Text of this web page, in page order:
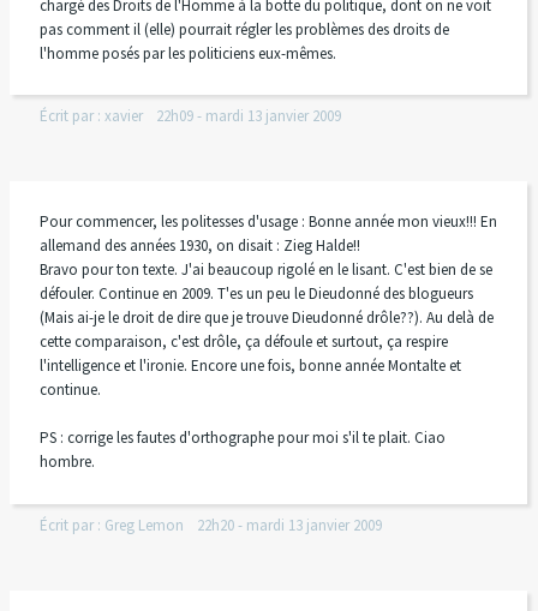
chargé des Droits de l'Homme à la botte du politique, dont on ne voit
pas comment il (elle) pourrait régler les problèmes des droits de
l'homme posés par les politiciens eux-mêmes.
Écrit par : xavier 22h09- mardi 13 janvier 2009
Pour commencer, les politesses d'usage : Bonne année mon vieux!!! En
allemand des années 1930, on disait : Zieg Halde!!
Bravo pour ton texte. J'ai beaucoup rigolé en le lisant. C'est bien de se
défouler. Continue en 2009. T'es un peu le Dieudonné des blogueurs
(Mais ai-je le droit de dire que je trouve Dieudonné drôle??). Au delà de
cette comparaison, c'est drôle, ça défoule et surtout, ça respire
l'intelligence et l'ironie. Encore une fois, bonne année Montalte et
continue.
PS : corrige les fautes d'orthographe pour moi s'il te plait. Ciao
hombre.
Écrit par : Greg Lemon 22h20- mardi 13 janvier 2009